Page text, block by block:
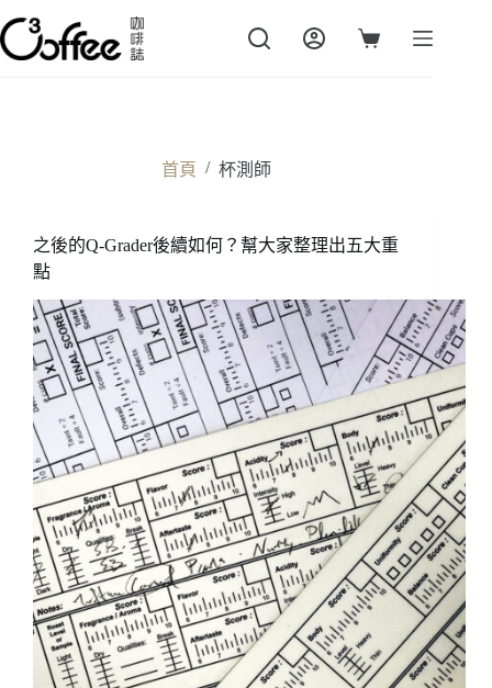
跳
至
主
購
首頁 / 杯測師
之後的Q-Grader後續如何？幫大家整理出五大重
點